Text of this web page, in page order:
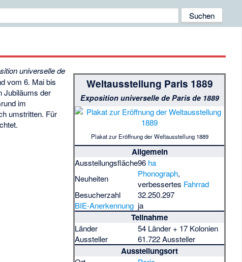
Weltausstellung Paris 1889
Exposition universelle de Paris de 1889
Plakat zur Eröffnung der Weltausstellung 1889
Allgemein
Ausstellungsfläche96 ha
Neuheiten
Phonograph,
verbessertes Fahrrad
Besucherzahl
32.250.297
BIE-Anerkennung ja
Teilnahme
Länder
54 Länder + 17 Kolonien
Aussteller
61.722 Aussteller
Ausstellungsort
universelle de
vom 6. Mai bis
Jubiläums der
im
umstritten. Für